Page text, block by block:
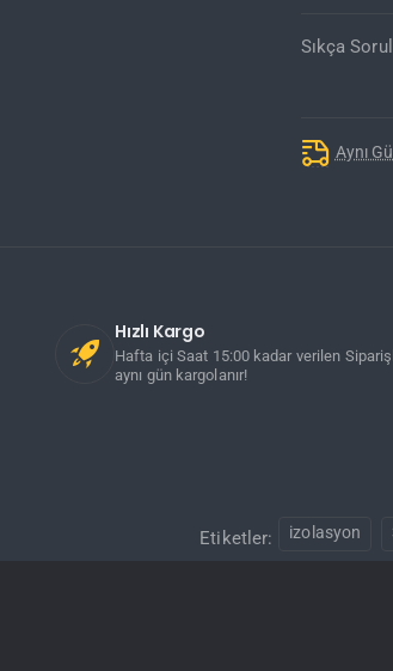
Sıkça
Aynı
Hızlı Kargo
Hafta içi Saat 15:00 kadar verilen
aynı gün kargolanır!
Etiketler: izolasyon